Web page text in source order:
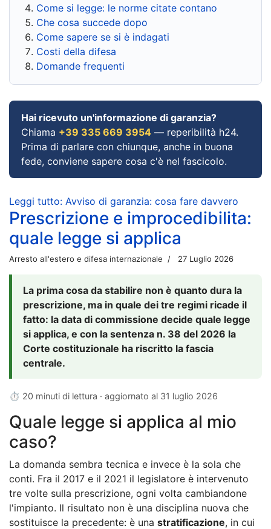
Come si legge: le norme citate contano
Che cosa succede dopo
Come sapere se si è indagati
Costi della difesa
Domande frequenti
Hai ricevuto un'informazione di garanzia?
Chiama +39 335 669 3954 — reperibilità h24.
Prima di parlare con chiunque, anche in buona
fede, conviene sapere cosa c'è nel fascicolo.
Leggi tutto: Avviso di garanzia: cosa fare davvero
Prescrizione e improcedibilita:
quale legge si applica
Arresto all'estero e difesa internazionale 27 Luglio 2026
La prima cosa da stabilire non è quanto dura la
prescrizione, ma in quale dei tre regimi ricade il
fatto: la data di commissione decide quale legge
si applica, e con la sentenza n. 38 del 2026 la
Corte costituzionale ha riscritto la fascia
centrale.
⏱ 20 minuti di lettura · aggiornato al 31 luglio 2026
Quale legge si applica al mio
caso?
La domanda sembra tecnica e invece è la sola che
conti. Fra il 2017 e il 2021 il legislatore è intervenuto
tre volte sulla prescrizione, ogni volta cambiandone
l'impianto. Il risultato non è una disciplina nuova che
sostituisce la precedente: è una stratificazione, in cui